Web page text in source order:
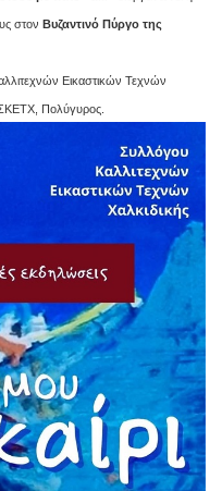
στον Βυζαντινό Πύργο της
Εικαστικών Τεχνών
Πολύγυρος.